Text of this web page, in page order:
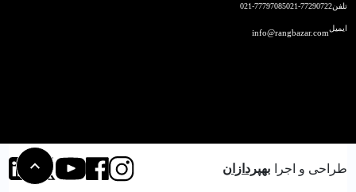
تلفن021-77290722
021-77797085
ایمیلinfo@rangbazar.com
طراحی و اجرا بهپردازان